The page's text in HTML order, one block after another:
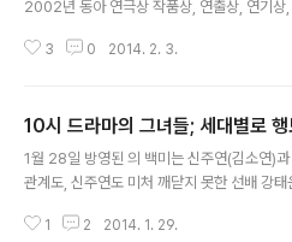
2002년 동아 연극상 작품상, 연출상, 연기
함을 그대로 살려 내고자, 실제 연극에 출연했
았지만, 드라마 스페셜이라는 70분에 꾸겨 넣
못한 채 스릴러, 멜로, 심지어 동성애까지 온
에게 무엇을 이야기하는지는 알겠으나, 꼭 그
3 0 2014. 2. 3.
10시 드라마의 그녀들; 세대별로
1월 28일 방영된 의 백미는 신주연(김소연)
관계도, 신주연도 미처 깨닫지 못한 선배 강
와중에, 조기 폐경을 맞게 된 신주연의 동료이
1 2 2014. 1. 29.